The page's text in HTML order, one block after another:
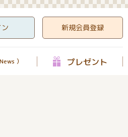
新規会員登録
） プレゼント